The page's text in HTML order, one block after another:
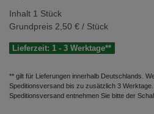
Inhalt 1 Stück
Grundpreis 2,50 € / Stück
Lieferzeit: 1 - 3 Werktage**
** gilt für Lieferungen innerhalb Deutschlands.
Speditionsversand bis zu zusätzlich 3
Speditionsversand entnehmen Sie bitte der